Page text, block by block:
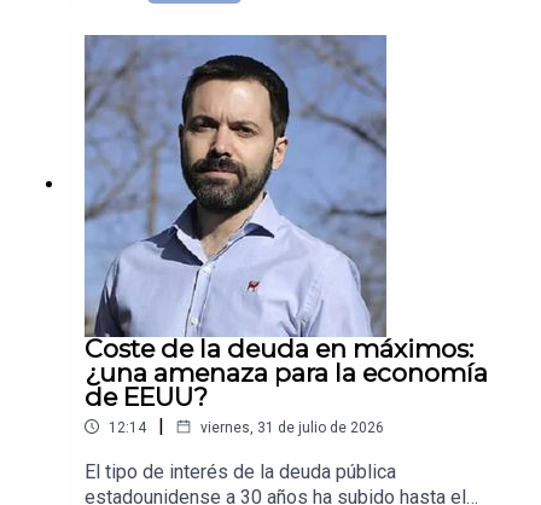
Coste de la deuda en máximos:
¿una amenaza para la economía
de EEUU?
12:14 | viernes, 31 de julio de 2026
El tipo de interés de la deuda pública
estadounidense a 30 años ha subido hasta el